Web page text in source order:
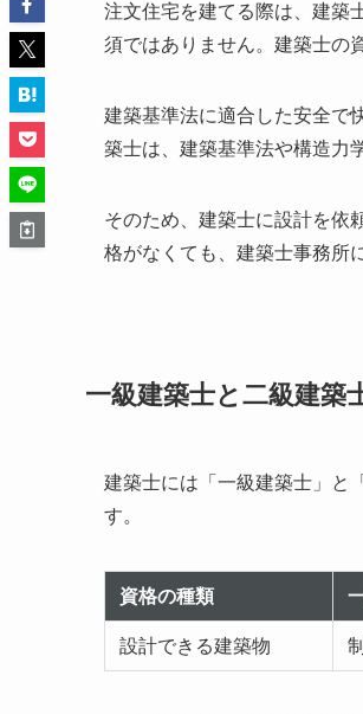
注文住宅を建てる際は、建築
須ではありません。建築士の
建築基準法に適合した安全で
築士は、建築基準法や構造力
そのため、建築士に設計を依
格がなくても、建築士事務所
一級建築士と二級建築
建築士には「一級建築士」と
す。
資格の種類
設計できる建築物